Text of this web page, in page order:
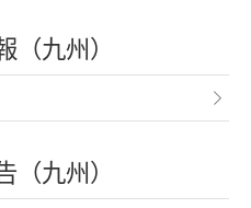
（九州）
（九州）